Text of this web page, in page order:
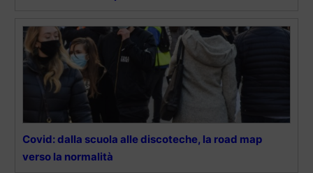
Covid: dalla scuola alle discoteche, la road map
verso la normalità